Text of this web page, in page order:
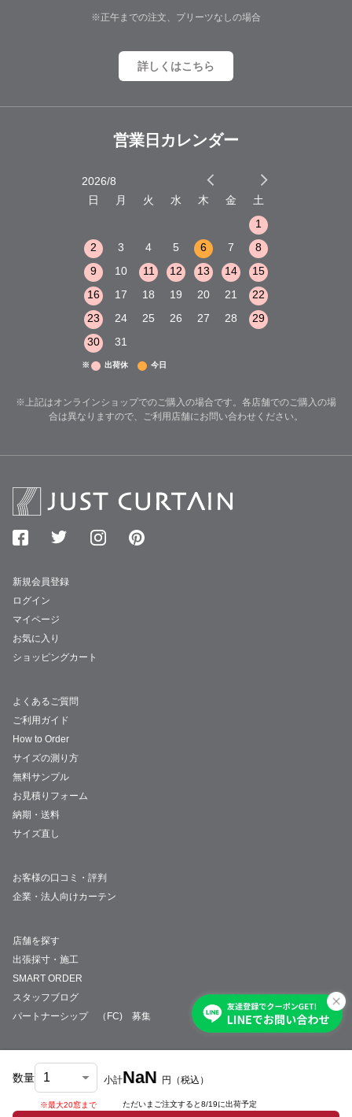
数量
※最大20窓まで
小計NaN 円 （税込）
ただいまご注文すると8/19に出荷予定
※正午までの注文、プリーツなしの場合
詳しくはこちら
営業日カレンダー
2026/8
日
月 火 水 木 金
土
1
2
3 4 5 6 7
8
9
10 11 12 13 14
15
16
17 18 19 20 21
22
23
24 25 26 27 28
29
30
31
※ 出荷休 今日
※上記はオンラインショップでのご購入の場合です。各店舗でのご購入の場
合は異なりますので、ご利用店舗にお問い合わせください。
新規会員登録
ログイン
マイページ
お気に入り
ショッピングカート
よくあるご質問
ご利用ガイド
How to Order
サイズの測り方
無料サンプル
お見積りフォーム
納期・送料
サイズ直し
お客様の口コミ・評判
企業・法人向けカーテン
店舗を探す
出張採寸・施工
SMART ORDER
スタッフブログ
パートナーシップ （FC) 募集
会社概要 採用情報特定商取引法について